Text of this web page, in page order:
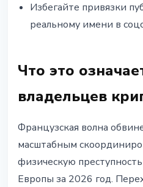
Избегайте привязки
реальному имени в
Что это
владельцев
Французская волна
масштабным
физическую
Европы за 2026 год.